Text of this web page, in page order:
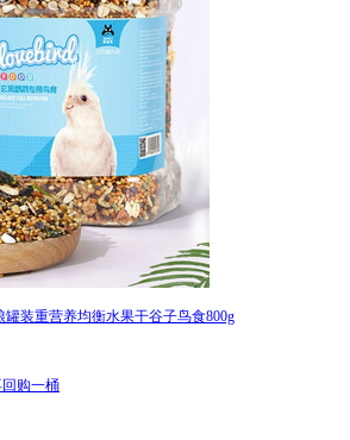
装重营养均衡水果干谷子鸟食800g
购一桶